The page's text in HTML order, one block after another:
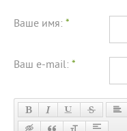
Ваше имя: *
Ваш e-mail: *